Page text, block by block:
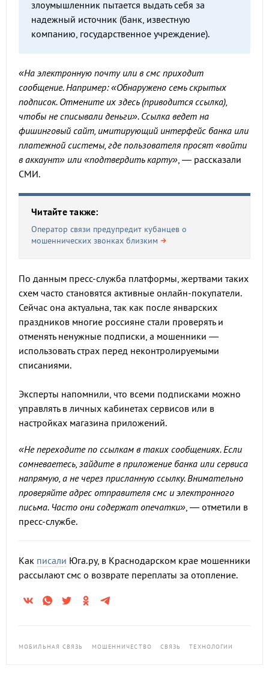
злоумышленник пытается выдать себя за
надежный источник (банк, известную
компанию, государственное учреждение).
«На электронную почту или в смс приходит
сообщение. Например: «Обнаружено семь скрытых
подписок. Отмените их здесь (приводится ссылка),
чтобы не списывали деньги». Ссылка ведет на
фишинговый сайт, имитирующий интерфейс банка или
платежной системы, где пользователя просят «войти
в аккаунт» или «подтвердить карту», — рассказали
СМИ.
Читайте также:
Оператор связи предупредит кубанцев о
мошеннических звонках близким
По данным пресс-служба платформы, жертвами таких
схем часто становятся активные онлайн-покупатели.
Сейчас она актуальна, так как после январских
праздников многие россияне стали проверять и
отменять ненужные подписки, а мошенники —
использовать страх перед неконтролируемыми
списаниями.
Эксперты напомнили, что всеми подписками можно
управлять в личных кабинетах сервисов или в
настройках магазина приложений.
«Не переходите по ссылкам в таких сообщениях. Если
сомневаетесь, зайдите в приложение банка или сервиса
напрямую, а не через присланную ссылку. Внимательно
проверяйте адрес отправителя смс и электронного
письма. Часто они содержат опечатки», — отметили в
пресс-службе.
Как писали Юга.ру, в Краснодарском крае мошенники
рассылают смс о возврате переплаты за отопление.
МОБИЛЬНАЯ СВЯЗЬ МОШЕННИЧЕСТВО СВЯЗЬ ТЕХНОЛОГИИ